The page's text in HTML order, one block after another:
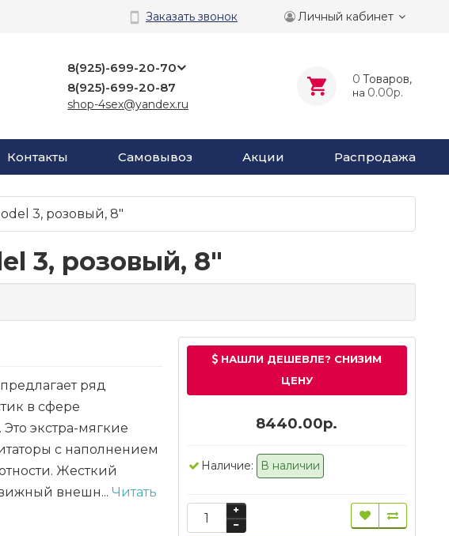
Заказать звонок Личный кабинет
8(925)-699-20-70
8(925)-699-20-87
shop-4sex@yandex.ru
0 Tоваров,
на 0.00р.
Контакты Самовывоз Акции Распродажа
3, розовый, 8"
3, розовый, 8"
ряд
в сфере
экстра-мягкие
с наполнением
Жесткий
внешн...Читать
НАШЛИ ДЕШЕВЛЕ? СНИЗИМ
ЦЕНУ
8440.00р.
Наличие: В наличии